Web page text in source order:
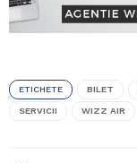
ETICHETE BILET
SERVICII WIZZ AIR